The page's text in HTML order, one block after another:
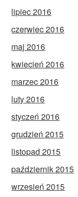
lipiec 2016
czerwiec 2016
maj 2016
kwiecień 2016
marzec 2016
luty 2016
styczeń 2016
grudzień 2015
listopad 2015
październik 2015
wrzesień 2015